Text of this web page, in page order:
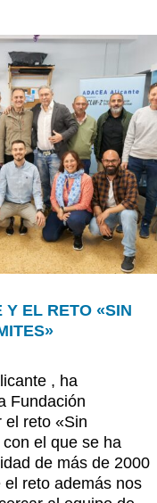
Y EL RETO «SIN
, ha
Fundación
el reto «Sin
el que se ha
de más de 2000
reto además nos